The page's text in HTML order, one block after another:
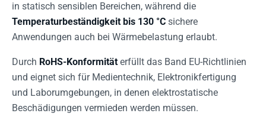
in statisch sensiblen Bereichen, während die
Temperaturbeständigkeit bis 130 °C sichere
Anwendungen auch bei Wärmebelastung erlaubt.
Durch RoHS-Konformität erfüllt das Band EU-Richtlinien
und eignet sich für Medientechnik, Elektronikfertigung
und Laborumgebungen, in denen elektrostatische
Beschädigungen vermieden werden müssen.